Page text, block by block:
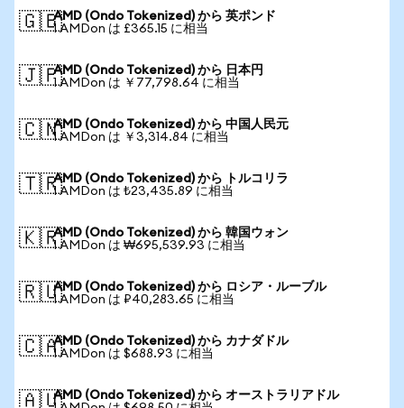
🇬🇧AMD (Ondo Tokenized) から 英ポンド
1 AMDon は £365.15 に相当
🇯🇵AMD (Ondo Tokenized) から 日本円
1 AMDon は ￥77,798.64 に相当
🇨🇳AMD (Ondo Tokenized) から 中国人民元
1 AMDon は ￥3,314.84 に相当
🇹🇷AMD (Ondo Tokenized) から トルコリラ
1 AMDon は ₺23,435.89 に相当
🇰🇷AMD (Ondo Tokenized) から 韓国ウォン
1 AMDon は ₩695,539.93 に相当
🇷🇺AMD (Ondo Tokenized) から ロシア・ルーブル
1 AMDon は ₽40,283.65 に相当
🇨🇦AMD (Ondo Tokenized) から カナダドル
1 AMDon は $688.93 に相当
🇦🇺AMD (Ondo Tokenized) から オーストラリアドル